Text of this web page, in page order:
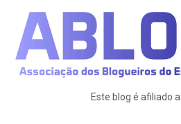
Este blog é afiliado a